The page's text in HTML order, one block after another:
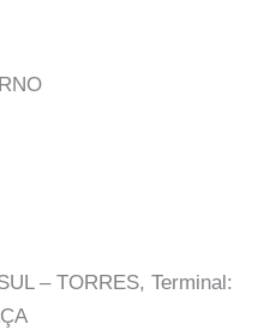
– TORRES, Terminal: